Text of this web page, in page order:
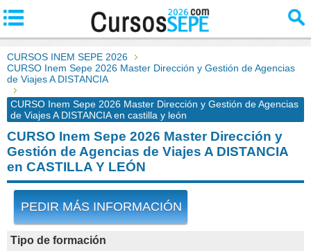
CURSOS INEM SEPE 2026
CURSO Inem Sepe 2026 Master Dirección y Gestión de Agencias
de Viajes A DISTANCIA
CURSO Inem Sepe 2026 Master Dirección y Gestión de Agencias
de Viajes A DISTANCIA en castilla y león
CURSO Inem Sepe 2026 Master Dirección y
Gestión de Agencias de Viajes A DISTANCIA
en CASTILLA Y LEÓN
PEDIR MÁS INFORMACIÓN
Tipo de formación